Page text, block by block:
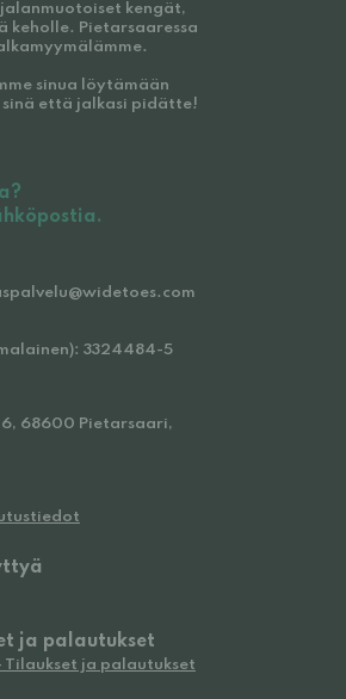
kengät,
keholle. Pietarsaaressa
sinua löytämään
sinä että jalkasi pidätte!
3324484-5
68600 Pietarsaari,
ja palautukset
Tilaukset ja palautukset